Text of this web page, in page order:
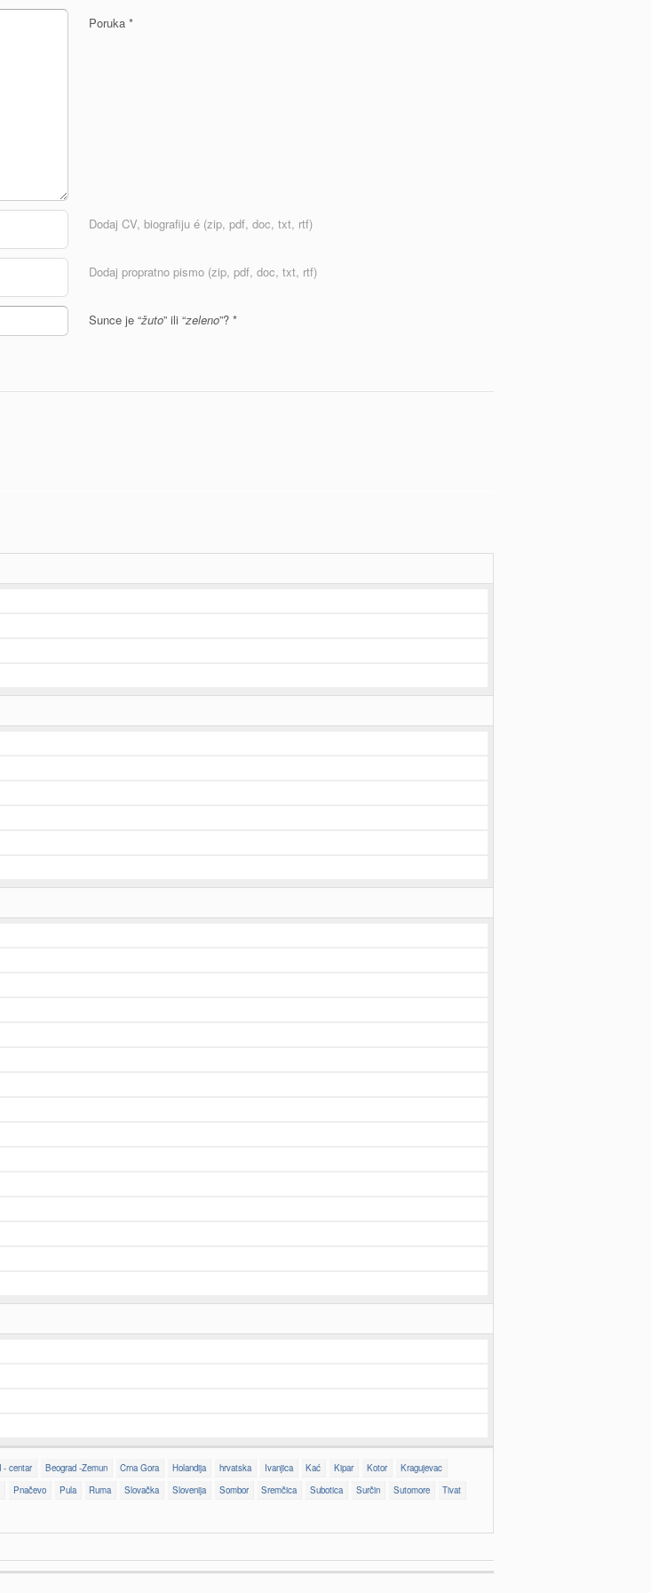
Poruka*
Dodaj CV, biografiju é (zip, pdf, doc, txt, rtf)
Dodaj propratno pismo (zip, pdf, doc, txt, rtf)
Sunce je “žuto” ili “zeleno”?*
- centar Beograd -Zemun Crna Gora Holandija hrvatska Ivanjica Kać Kipar Kotor
Kragujevac
Pnačevo Pula Ruma Slovačka Slovenija Sombor Sremčica Subotica Surčin Sutomore
Tivat